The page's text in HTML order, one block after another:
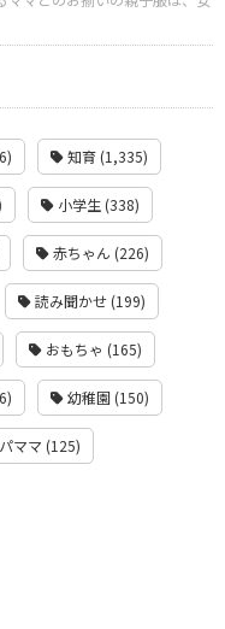
知育 (1,335)
小学生 (338)
赤ちゃん (226)
読み聞かせ (199)
おもちゃ (165)
幼稚園 (150)
ママ (125)